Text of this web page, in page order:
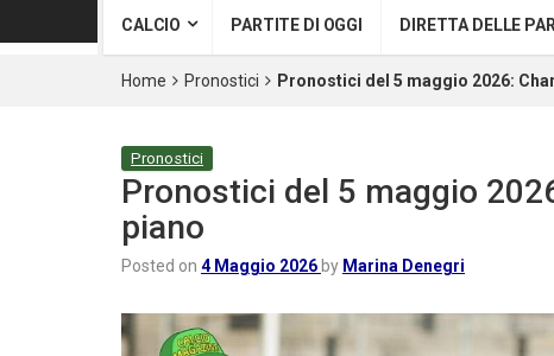
CALCIO PARTITE DI OGGI DIRETTA DELLE
Home Pronostici Pronostici del 5 maggio 2026:
Pronostici
Pronostici del 5 maggio
piano
Posted on 4 Maggio 2026 by Marina Denegri